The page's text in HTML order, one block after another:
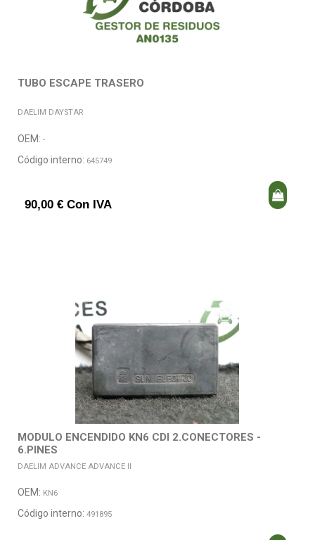
TUBO ESCAPE TRASERO
DAELIM DAYSTAR
OEM: -
Código interno: 645749
90,00 € Con IVA
MODULO ENCENDIDO KN6 CDI 2.CONECTORES -
6.PINES
DAELIM ADVANCE ADVANCE II
OEM: KN6
Código interno: 491895